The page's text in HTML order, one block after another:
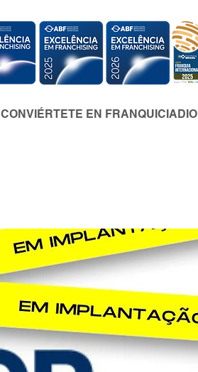
CONVIÉRTETE EN FRANQUICIADIO